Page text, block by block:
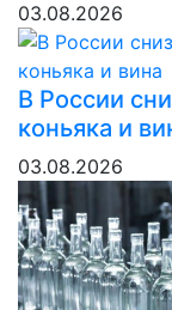
03.08.2026
В России
коньяка и
03.08.2026